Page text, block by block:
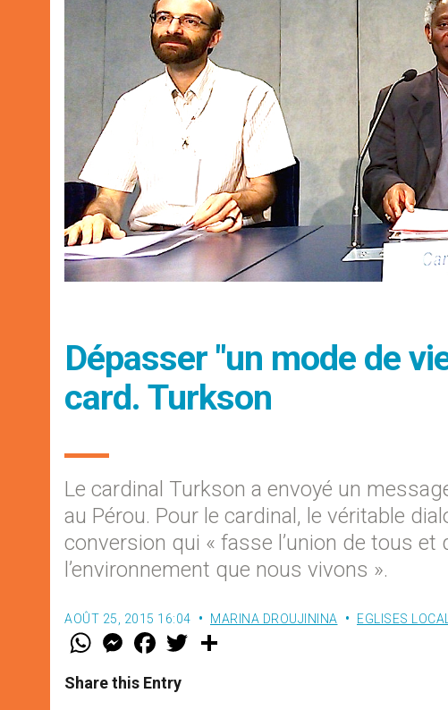
Dépasser "un mode de
card. Turkson
Le cardinal Turkson a envoyé un
au Pérou. Pour le cardinal, le véritable
conversion qui « fasse l’union de tous
l’environnement que nous vivons ».
AOÛT 25, 2015 16:04 MARINA DROUJININA EGLISES
W
t
s
M
e
s
e
F
a
e
b
w
Share this Entry